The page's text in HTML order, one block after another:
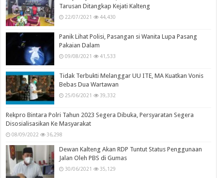
Tarusan Ditangkap Kejati Kalteng
22/07/2021 44,430
Panik Lihat Polisi, Pasangan si Wanita Lupa Pasang
Pakaian Dalam
09/08/2021 41,533
Tidak Terbukti Melanggar UU ITE, MA Kuatkan Vonis
Bebas Dua Wartawan
25/06/2021 39,332
Rekpro Bintara Polri Tahun 2023 Segera Dibuka, Persyaratan Segera
Disosialisasikan Ke Masyarakat
08/09/2022 36,298
Dewan Kalteng Akan RDP Tuntut Status Penggunaan
Jalan Oleh PBS di Gumas
30/06/2021 35,129